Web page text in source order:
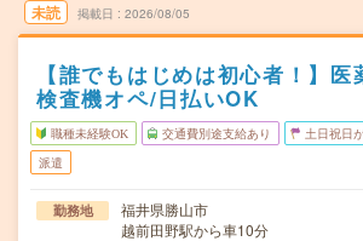
未読 掲載日 2026/08/05
【誰でもはじめは初心者！】医
検査機オペ/日払いOK
職種未経験OK 交通費別途支給あり 土日祝日
派遣
勤務地
福井県勝山市
越前田野駅から車10分